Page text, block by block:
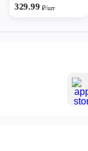
сиропом Айсберри
329.99 ₽/шт